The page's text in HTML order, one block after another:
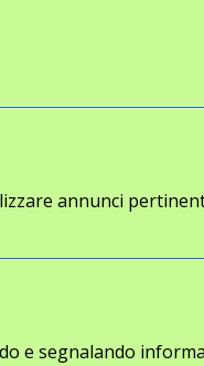
annunci
e segnalando